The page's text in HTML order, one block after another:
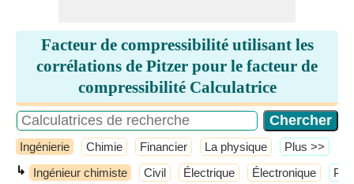
Facteur de compressibilité utilisant les
corrélations de Pitzer pour le facteur de
compressibilité Calculatrice
Ingénierie Chimie Financier La physique ​Plus >>
↳ Ingénieur chimiste Civil Électrique Électronique